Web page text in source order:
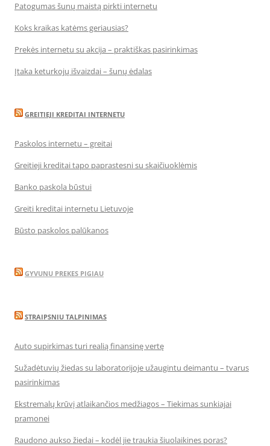
Patogumas šunų maistą pirkti internetu
Koks kraikas katėms geriausias?
Prekės internetu su akcija – praktiškas pasirinkimas
Įtaka keturkojų išvaizdai – šunų ėdalas
GREITIEJI KREDITAI INTERNETU
Paskolos internetu – greitai
Greitieji kreditai tapo paprastesni su skaičiuoklėmis
Banko paskola būstui
Greiti kreditai internetu Lietuvoje
Būsto paskolos palūkanos
GYVUNU PREKES PIGIAU
STRAIPSNIU TALPINIMAS
Auto supirkimas turi realią finansinę vertę
Sužadėtuvių žiedas su laboratorijoje užaugintu deimantu – tvarus
pasirinkimas
Ekstremalų krūvį atlaikančios medžiagos – Tiekimas sunkiajai
pramonei
Raudono aukso žiedai – kodėl jie traukia šiuolaikines poras?